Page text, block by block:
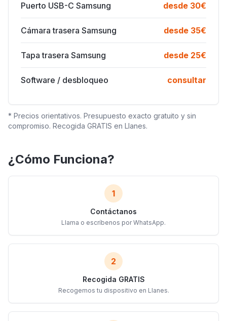
Puerto USB-C Samsung desde 30€
Cámara trasera Samsung desde 35€
Tapa trasera Samsung desde 25€
Software / desbloqueo consultar
* Precios orientativos. Presupuesto exacto gratuito y sin
compromiso. Recogida GRATIS en Llanes.
¿Cómo Funciona?
1
Contáctanos
Llama o escríbenos por WhatsApp.
2
Recogida GRATIS
Recogemos tu dispositivo en Llanes.